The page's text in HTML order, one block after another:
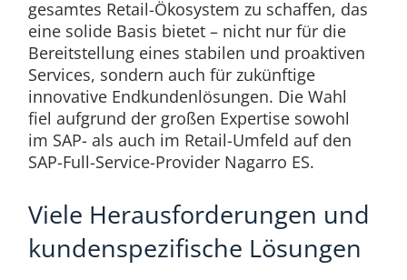
gesamtes Retail-Ökosystem zu schaffen, das
eine solide Basis bietet – nicht nur für die
Bereitstellung eines stabilen und proaktiven
Services, sondern auch für zukünftige
innovative Endkundenlösungen. Die Wahl
fiel aufgrund der großen Expertise sowohl
im SAP- als auch im Retail-Umfeld auf den
SAP-Full-Service-Provider Nagarro ES.
Viele Herausforderungen und
kundenspezifische Lösungen